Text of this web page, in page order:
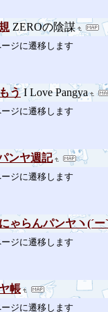
ZEROの陰謀
ジに遷移します
う I Love Pangya
ジに遷移します
ンヤ週記
ジに遷移します
ゃらんパンヤヽ(´ー
ジに遷移します
帳
ジに遷移します